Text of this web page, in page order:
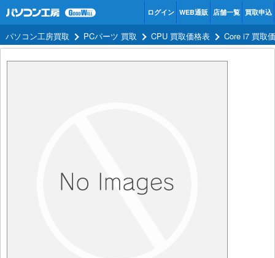
ログイン WEB通販 店舗一覧 買取申込
パソコン工房買取 PCパーツ 買取 CPU 買取価格表 Core i7 買取